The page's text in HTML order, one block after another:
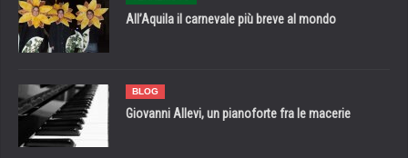
All’Aquila il carnevale più breve al mondo
BLOG
Giovanni Allevi, un pianoforte fra le macerie